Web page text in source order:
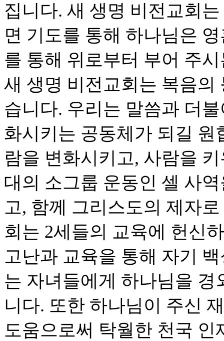
집니다. 새 생명 비전교회
면 기도를 통해 하나님은
를 통해 위로부터 부어 주
새 생명 비전교회는 복음의
습니다. 우리는 말씀과 더
화시키는 공동체가 되길
람을 변화시키고, 사람을
대의 소그룹 운동인 셀 사
고, 함께 그리스도의 제자
회는 2세들의 교육에 헌신
고난과 교육을 통해 자기
는 자녀들에게 하나님을
니다. 또한 하나님이 주신
도움으로써 탁월한 천국